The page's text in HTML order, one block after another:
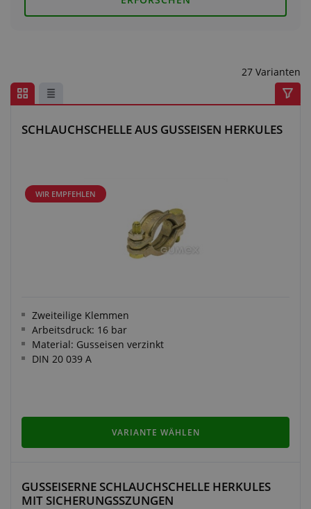
Über uns
27 Varianten
SCHLAUCHSCHELLE AUS GUSSEISEN HERKULES
WIR EMPFEHLEN
Zweiteilige Klemmen
Arbeitsdruck: 16 bar
Material: Gusseisen verzinkt
DIN 20 039 A
VARIANTE WÄHLEN
GUSSEISERNE SCHLAUCHSCHELLE HERKULES
MIT SICHERUNGSSZUNGEN